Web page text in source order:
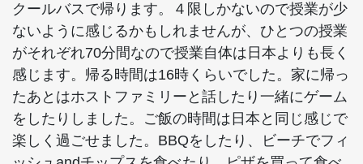
クールバスで帰ります。４限しかないので授業が少
ないように感じるかもしれませんが、ひとつの授業
がそれぞれ70分間なので授業自体は日本よりも長く
感じます。帰る時間は16時くらいでした。家に帰っ
たあとはホストファミリーと話したり一緒にゲーム
をしたりしました。ご飯の時間は日本と同じ感じで
楽しく過ごせました。BBQをしたり、ビーチでフィ